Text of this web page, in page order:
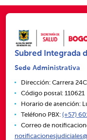
Subred Integrada
Sede Administrativa
Dirección: Carrera
Código postal: 110621
Horario de atención:
Teléfono PBX: (+57)
Correo de